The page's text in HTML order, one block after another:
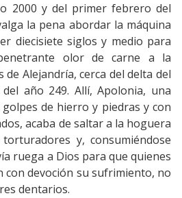
2000 y del primer febrero del
la pena abordar la máquina
diecisiete siglos y medio para
olor de carne a la
Alejandría, cerca del delta del
año 249. Allí, Apolonia, una
de hierro y piedras y con
acaba de saltar a la hoguera
y, consumiéndose
ruega a Dios para que quienes
devoción su sufrimiento, no
dentarios.